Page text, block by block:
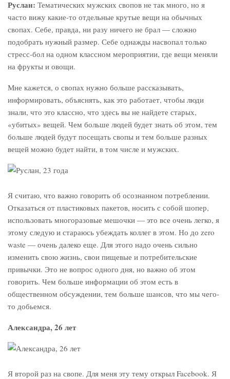
Руслан: Тематических мужских свопов не так много, но я
часто вижу какие-то отдельные крутые вещи на обычных
свопах. Себе, правда, ни разу ничего не брал — сложно
подобрать нужный размер. Себе однажды насвопал только
стресс-бол на одном классном мероприятии, где вещи меняли
на фрукты и овощи.
Мне кажется, о свопах нужно больше рассказывать,
информировать, объяснять, как это работает, чтобы люди
знали, что это классно, что здесь вы не найдете старых,
«убитых» вещей. Чем больше людей будет знать об этом, тем
больше людей будут посещать свопы и тем больше разных
вещей можно будет найти, в том числе и мужских.
Я считаю, что важно говорить об осознанном потреблении.
Отказаться от пластиковых пакетов, носить с собой шопер,
использовать многоразовые мешочки — это все очень легко, я
этому следую и стараюсь убеждать коллег в этом. Но до zero
waste — очень далеко еще. Для этого надо очень сильно
изменить свою жизнь, свои пищевые и потребительские
привычки. Это не вопрос одного дня, но важно об этом
говорить. Чем больше информации об этом есть в
общественном обсуждении, тем больше шансов, что мы чего-
то добьемся.
Александра, 26 лет
Я второй раз на свопе. Для меня эту тему открыл Facebook. Я